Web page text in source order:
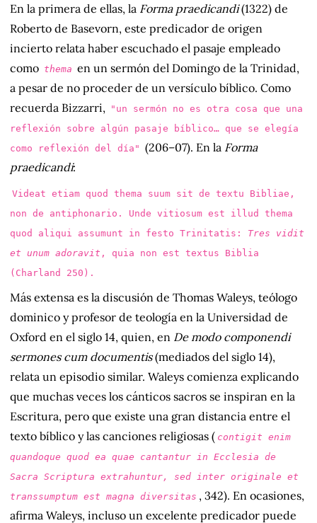
En la primera de ellas, la Forma praedicandi(1322) de
Roberto de Basevorn, este predicador de origen
incierto relata haber escuchado el pasaje empleado
como thema en un sermón del Domingo de la Trinidad,
a pesar de no proceder de un versículo bíblico. Como
recuerda Bizzarri,
"un sermón no es otra cosa que una
reflexión sobre algún pasaje bíblico… que se elegía
como reflexión del día" (206–07). En la Forma
praedicandi:
Videat etiam quod thema suum sit de textu Bibliae,
non de antiphonario. Unde vitiosum est illud thema
quod aliqui assumunt in festo Trinitatis: Tres vidit
et unum adoravit , quia non est textus Biblia
(Charland 250).
Más extensa es la discusión de Thomas Waleys, teólogo
dominico y profesor de teología en la Universidad de
Oxford en el siglo 14, quien, en De modo componendi
sermones cum documentis(mediados del siglo 14),
relata un episodio similar. Waleys comienza explicando
que muchas veces los cánticos sacros se inspiran en la
Escritura, pero que existe una gran distancia entre el
texto bíblico y las canciones religiosas ( contigit enim
quandoque quod ea quae cantantur in Ecclesia de
Sacra Scriptura extrahuntur, sed inter originale et
transsumptum est magna diversitas , 342). En ocasiones,
afirma Waleys, incluso un excelente predicador puede